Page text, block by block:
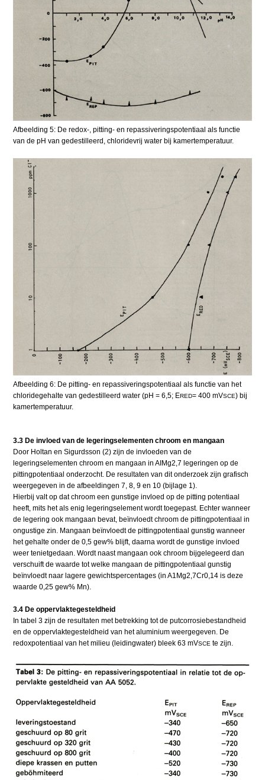
Afbeelding 5: De redox-, pitting- en repassiveringspotentiaal als functie
van de pH van gedestilleerd, chloridevrij water bij kamertemperatuur.
Afbeelding 6: De pitting- en repassiveringspotentiaal als functie van het
chloridegehalte van gedestilleerd water (pH = 6,5; ERED= 400 mVSCE) bij
kamertemperatuur.
3.3 De invloed van de legeringselementen chroom en mangaan
Door Holtan en Sigurdsson (2) zijn de invloeden van de
legeringselementen chroom en mangaan in AIMg2,7 legeringen op de
pittingpotentiaal onderzocht. De resultaten van dit onderzoek zijn grafisch
weergegeven in de afbeeldingen 7, 8, 9 en 10 (bijlage 1).
Hierbij valt op dat chroom een gunstige invloed op de pitting potentiaal
heeft, mits het als enig legeringselement wordt toegepast. Echter wanneer
de legering ook mangaan bevat, beïnvloedt chroom de pittingpotentiaal in
ongustige zin. Mangaan beïnvloedt de pittingpotentiaal gunstig wanneer
het gehalte onder de 0,5 gew% blijft, daarna wordt de gunstige invloed
weer tenietgedaan. Wordt naast mangaan ook chroom bijgelegeerd dan
verschuift de waarde tot welke mangaan de pittingpotentiaal gunstig
beïnvloedt naar lagere gewichtspercentages (in A1Mg2,7Cr0,14 is deze
waarde 0,25 gew% Mn).
3.4 De oppervlaktegesteldheid
In tabel 3 zijn de resultaten met betrekking tot de putcorrosiebestandheid
en de oppervlaktegesteldheid van het aluminium weergegeven. De
redoxpotentiaal van het milieu (leidingwater) bleek 63 mVSCE te zijn.